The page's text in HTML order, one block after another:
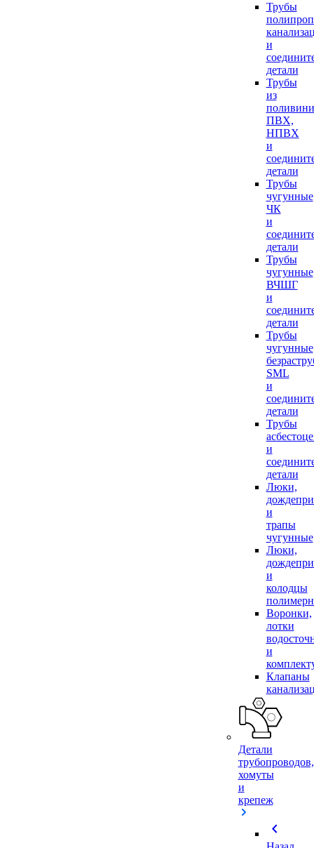
Трубы
и
детали
Трубы
из
ПВХ,
НПВХ
и
детали
Трубы
чугунные
ЧК
и
детали
Трубы
чугунные
ВЧШГ
и
детали
Трубы
чугунные
SML
и
детали
Трубы
и
детали
Люки,
и
трапы
чугунные
Люки,
и
колодцы
Воронки,
лотки
и
Клапаны
Детали
трубопроводов,
хомуты
и
крепеж
chevron_left